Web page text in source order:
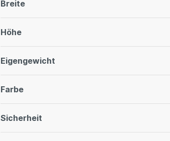
Breite
Höhe
Eigengewicht
Farbe
Sicherheit